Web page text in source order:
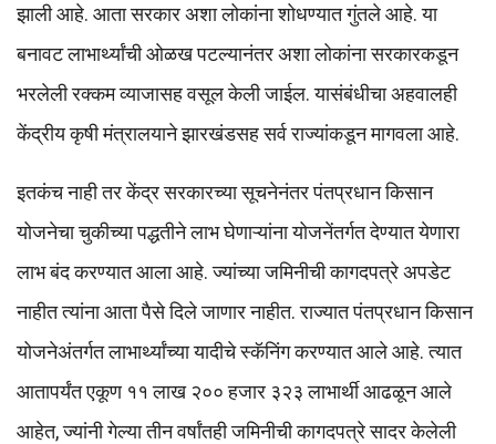
झाली आहे. आता सरकार अशा लोकांना शोधण्यात गुंतले आहे. या
बनावट लाभार्थ्यांची ओळख पटल्यानंतर अशा लोकांना सरकारकडून
भरलेली रक्कम व्याजासह वसूल केली जाईल. यासंबंधीचा अहवालही
केंद्रीय कृषी मंत्रालयाने झारखंडसह सर्व राज्यांकडून मागवला आहे.
इतकंच नाही तर केंद्र सरकारच्या सूचनेनंतर पंतप्रधान किसान
योजनेचा चुकीच्या पद्धतीने लाभ घेणाऱ्यांना योजनेंतर्गत देण्यात येणारा
लाभ बंद करण्यात आला आहे. ज्यांच्या जमिनीची कागदपत्रे अपडेट
नाहीत त्यांना आता पैसे दिले जाणार नाहीत. राज्यात पंतप्रधान किसान
योजनेअंतर्गत लाभार्थ्यांच्या यादीचे स्कॅनिंग करण्यात आले आहे. त्यात
आतापर्यंत एकूण ११ लाख २०० हजार ३२३ लाभार्थी आढळून आले
आहेत, ज्यांनी गेल्या तीन वर्षांतही जमिनीची कागदपत्रे सादर केलेली